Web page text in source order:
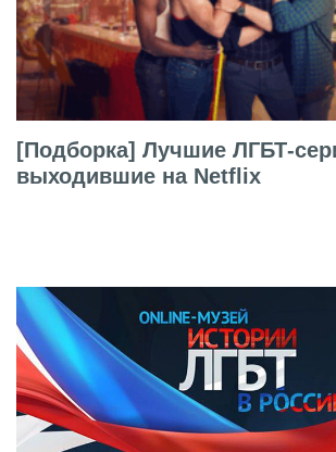
[Подборка] Лучшие ЛГБТ-
выходившие на Netflix